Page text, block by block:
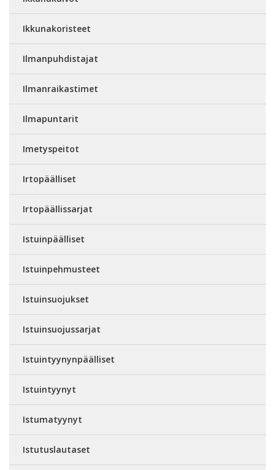
Ikkunakoristeet
Ilmanpuhdistajat
Ilmanraikastimet
Ilmapuntarit
Imetyspeitot
Irtopäälliset
Irtopäällissarjat
Istuinpäälliset
Istuinpehmusteet
Istuinsuojukset
Istuinsuojussarjat
Istuintyynynpäälliset
Istuintyynyt
Istumatyynyt
Istutuslautaset